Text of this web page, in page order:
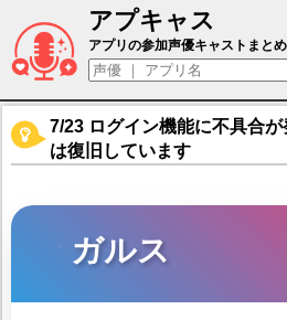
アプキャス
ガルス（声優：田原
アプリの参加声優キャストまとめ
7/23 ログイン機能に不具合
は復旧しています
ガルス